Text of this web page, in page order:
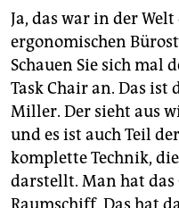
Ja, das war in der
ergonomischen
Schauen Sie sich mal
Task Chair an. Das ist
Miller. Der sieht aus
und es ist auch Teil
komplette Technik,
darstellt. Man hat